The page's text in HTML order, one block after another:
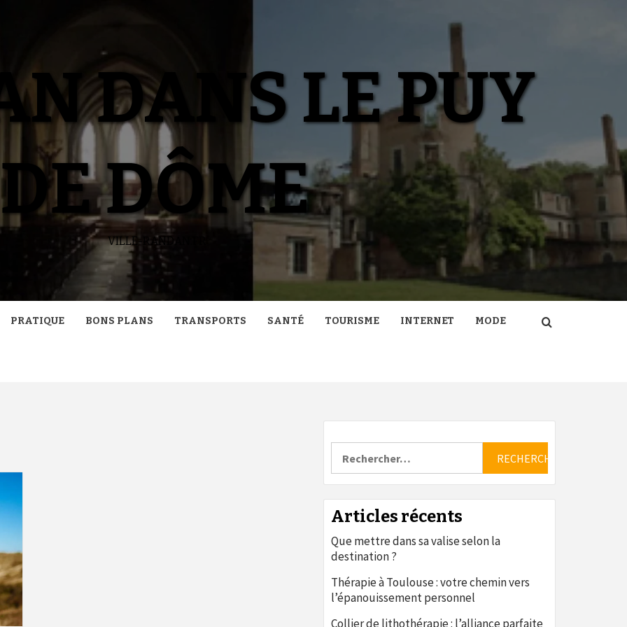
DANS LE PUY
DE DÔME
VILLE-RANDAN.FR
PRATIQUE BONS PLANS TRANSPORTS SANTÉ TOURISME INTERNET MODE
Articles récents
Que mettre dans sa valise selon la
destination ?
Thérapie à Toulouse : votre chemin vers
l’épanouissement personnel
Collier de lithothérapie : l’alliance parfaite